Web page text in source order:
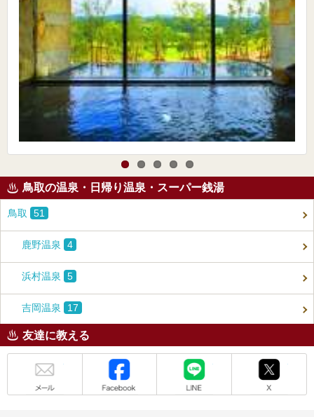
鳥取の温泉・日帰り温泉・スーパー銭湯
鳥取 51
鹿野温泉 4
浜村温泉 5
吉岡温泉 17
友達に教える